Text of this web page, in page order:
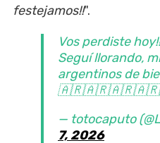
festejamos!!".
Vos perdiste hoy!!
Seguí llorando,
argentinos de
— totocaputo
7, 2026